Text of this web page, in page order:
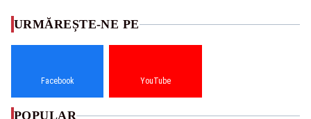
URMĂREȘTE-NE PE
Facebook YouTube
POPULAR